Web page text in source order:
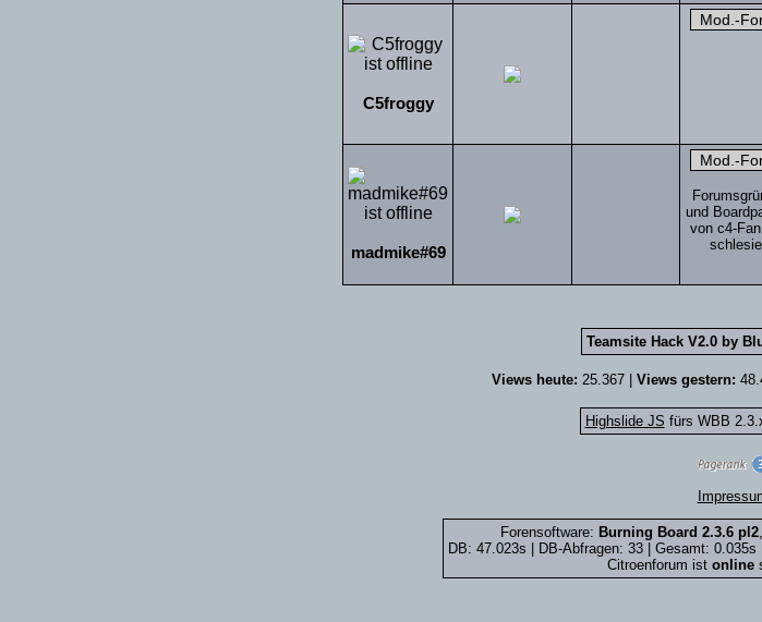
C5froggy
madmike#69
und
von c4-
Teamsite Hack V2.0 by
Views heute: 25.367 | Views gestern:
Highslide JS fürs WBB
Forensoftware: Burning Board 2.3.6 pl2
DB: 47.023s | DB-Abfragen: 33 | Gesamt:
Citroenforum ist online